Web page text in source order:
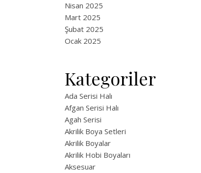
Nisan 2025
Mart 2025
Şubat 2025
Ocak 2025
Kategoriler
Ada Serisi Halı
Afgan Serisi Halı
Agah Serisi
Akrilik Boya Setleri
Akrilik Boyalar
Akrilik Hobi Boyaları
Aksesuar